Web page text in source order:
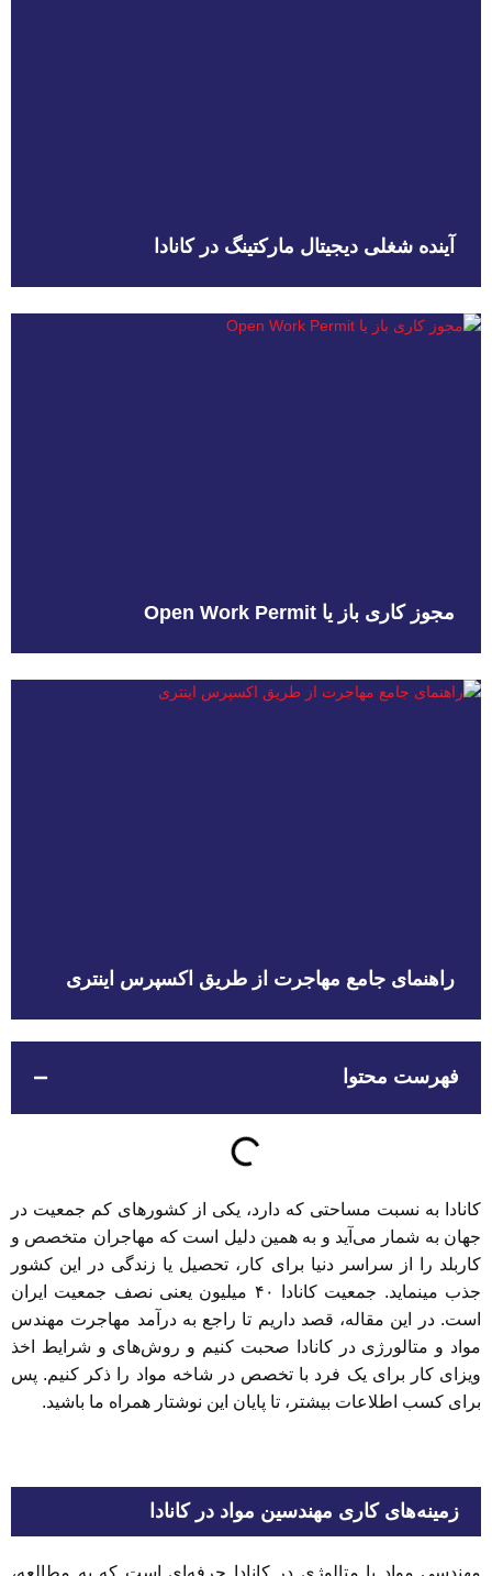
آینده شغلی دیجیتال مارکتینگ در کانادا
مجوز کاری باز یا Open Work Permit
راهنمای جامع مهاجرت از طریق اکسپرس اینتری
فهرست محتوا
کانادا به نسبت مساحتی که دارد، یکی از کشورهای کم جمعیت در
جهان به شمار می‌آید و به همین دلیل است که مهاجران متخصص و
کاربلد را از سراسر دنیا برای کار، تحصیل یا زندگی در این کشور
جذب می‎نماید. جمعیت کانادا ۴۰ میلیون یعنی نصف جمعیت ایران
است. در این مقاله، قصد داریم تا راجع به درآمد مهاجرت مهندس
مواد و متالورژی در کانادا صحبت کنیم و روش‌های و شرایط اخذ
ویزای کار برای یک فرد با تخصص در شاخه مواد را ذکر کنیم. پس
برای کسب اطلاعات بیشتر، تا پایان این نوشتار همراه ما باشید.
زمینه‌های کاری مهندسین مواد در کانادا
مهندسی مواد یا متالوژی در کانادا حرفه‌ای است که به مطالعه،